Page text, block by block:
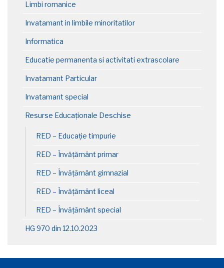
Limbi romanice
Invatamant in limbile minoritatilor
Informatica
Educatie permanenta si activitati extrascolare
Invatamant Particular
Invatamant special
Resurse Educaționale Deschise
RED – Educație timpurie
RED – Învățământ primar
RED – Învățământ gimnazial
RED – Învățământ liceal
RED – Învățământ special
HG 970 din 12.10.2023